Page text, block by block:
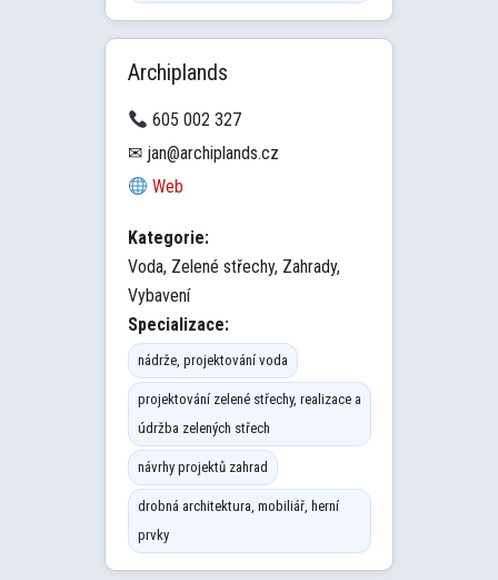
Archiplands
605 002 327
✉ jan@archiplands.cz
Web
Kategorie:
Voda, Zelené střechy, Zahrady,
Vybavení
Specializace:
nádrže, projektování voda
projektování zelené střechy, realizace a
údržba zelených střech
návrhy projektů zahrad
drobná architektura, mobiliář, herní
prvky